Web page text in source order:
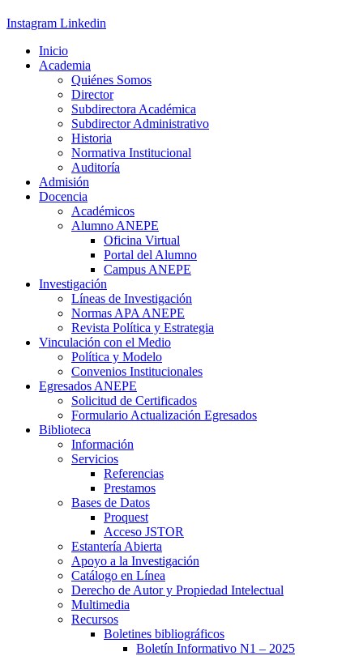
Instagram Linkedin
Inicio
Academia
Quiénes Somos
Director
Subdirectora Académica
Subdirector Administrativo
Historia
Normativa Institucional
Auditoría
Admisión
Docencia
Académicos
Alumno ANEPE
Oficina Virtual
Portal del Alumno
Campus ANEPE
Investigación
Líneas de Investigación
Normas APA ANEPE
Revista Política y Estrategia
Vinculación con el Medio
Política y Modelo
Convenios Institucionales
Egresados ANEPE
Solicitud de Certificados
Formulario Actualización Egresados
Biblioteca
Información
Servicios
Referencias
Prestamos
Bases de Datos
Proquest
Acceso JSTOR
Estantería Abierta
Apoyo a la Investigación
Catálogo en Línea
Derecho de Autor y Propiedad Intelectual
Multimedia
Recursos
Boletines bibliográficos
Boletín Informativo N1 – 2025